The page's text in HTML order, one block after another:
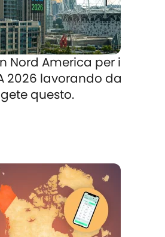
Nord America per i
2026 lavorando da
questo.